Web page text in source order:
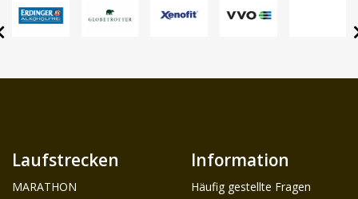
Laufstrecken
MARATHON
Information
Häufig gestellte Fragen